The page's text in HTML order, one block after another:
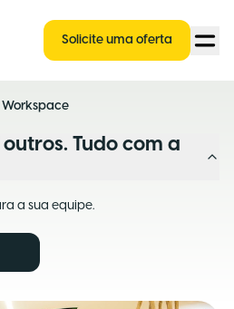
Solicite uma oferta
Tudo com a
a sua equipe.